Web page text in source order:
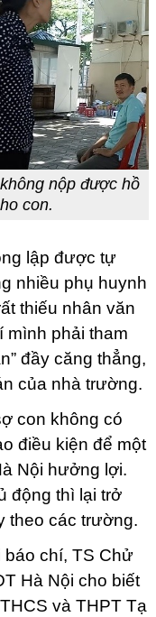
nộp được hồ
con.
lập được tự
nhiều phụ huynh
thiếu nhân văn
mình phải tham
đầy căng thẳng,
của nhà trường.
con không có
điều kiện để một
Nội hưởng lợi.
động thì lại trở
theo các trường.
báo chí, TS Chử
Hà Nội cho biết
và THPT Tạ